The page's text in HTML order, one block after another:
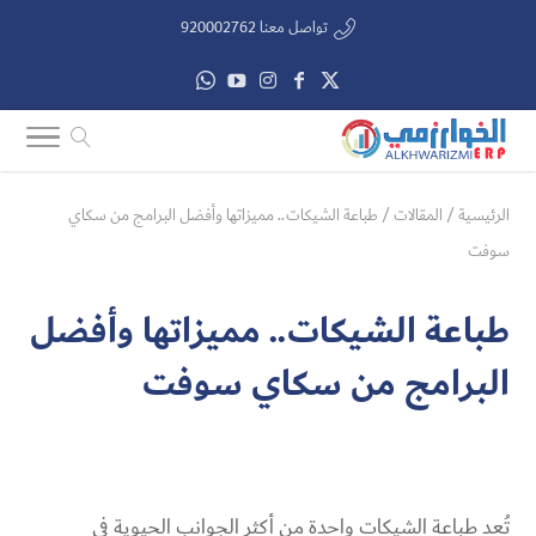
تواصل معنا 920002762
الرئيسية/ المقالات/ طباعة الشيكات​.. مميزاتها وأفضل البرامج من سكاي
سوفت
طباعة الشيكات​.. مميزاتها وأفضل
البرامج من سكاي سوفت
تُعد طباعة الشيكات​ واحدة من أكثر الجوانب الحيوية في